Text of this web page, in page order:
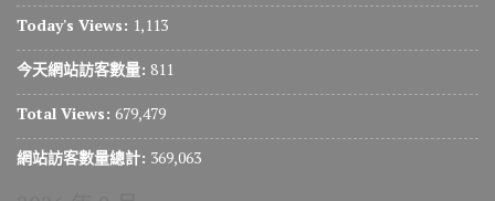
Today's Views: 1,113
今天網站訪客數量: 811
Total Views: 679,479
網站訪客數量總計: 369,063